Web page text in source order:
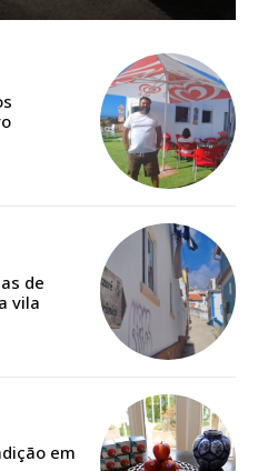
assinatura desejado:
€
à Quinta-feira em sua
de
vila
em